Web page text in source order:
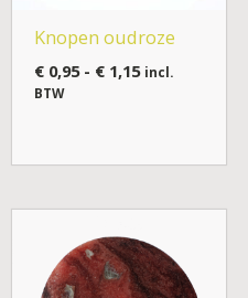
Knopen oudroze
€0,95 - €1,15 incl.
BTW